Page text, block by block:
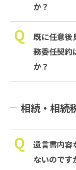
か？
既に任意後
務委任契約
か？
相続・相続
遺言書内容
ないのです